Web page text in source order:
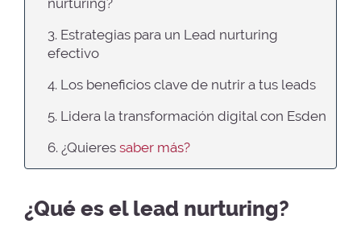
3. Estrategias para un Lead nurturing
efectivo
4. Los beneficios clave de nutrir a tus leads
5. Lidera la transformación digital con Esden
6. ¿Quieres saber más?
¿Qué es el lead nurturing?